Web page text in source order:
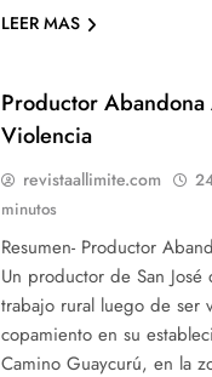
LEER MAS
Productor
Violencia
revistaallimite.com
minutos
Resumen- Productor
Un productor de San
trabajo rural luego de ser
copamiento en su
Camino Guaycurú, en la